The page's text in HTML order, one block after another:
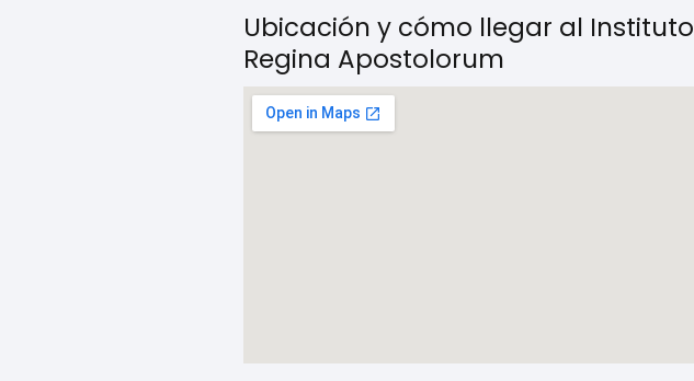
Ubicación y cómo llegar al Instituto
Regina Apostolorum